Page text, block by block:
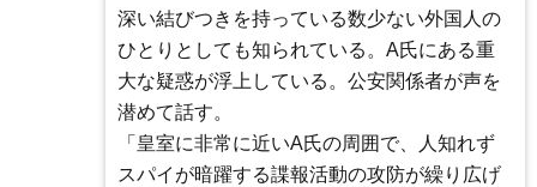
深い結びつきを持っている数少ない外国人の
ひとりとしても知られている。A氏にある重
大な疑惑が浮上している。公安関係者が声を
潜めて話す。
「皇室に非常に近いA氏の周囲で、人知れず
スパイが暗躍する諜報活動の攻防が繰り広げ